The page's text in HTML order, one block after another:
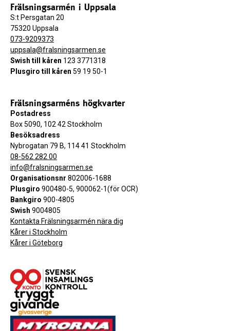
Frälsningsarmén i Uppsala
S:t Persgatan 20
75320 Uppsala
073-9209373
uppsala@fralsningsarmen.se
Swish till kåren 123 3771318
Plusgiro till kåren 59 19 50-1
Frälsningsarméns högkvarter
Postadress
Box 5090, 102 42 Stockholm
Besöksadress
Nybrogatan 79 B, 114 41 Stockholm
08-562 282 00
info@fralsningsarmen.se
Organisationsnr 802006-1688
Plusgiro 900480-5, 900062-1(för OCR)
Bankgiro 900-4805
Swish 9004805
Kontakta Frälsningsarmén nära dig
Kårer i Stockholm
Kårer i Göteborg